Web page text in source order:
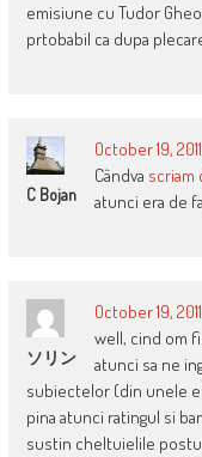
emisiune cu Tudor
prtobabil ca dupa
C Bojan
October 19,
Cândva scriam
atunci era de
ソリン
October 19,
well, cind om
atunci sa ne
subiectelor (din unele
pina atunci ratingul si
sustin cheltuielile